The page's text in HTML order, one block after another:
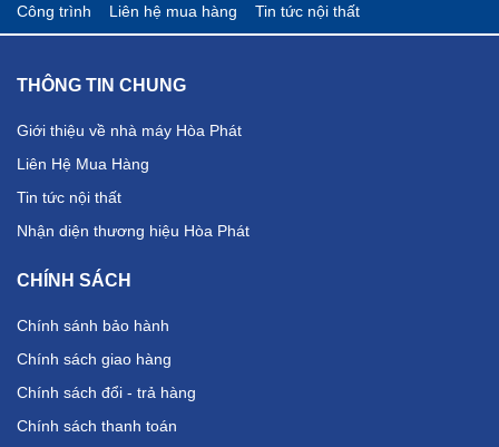
Công trình
Liên hệ mua hàng Tin tức nội thất
THÔNG TIN CHUNG
Giới thiệu về nhà máy Hòa Phát
Liên Hệ Mua Hàng
Tin tức nội thất
Nhận diện thương hiệu Hòa Phát
CHÍNH SÁCH
Chính sánh bảo hành
Chính sách giao hàng
Chính sách đổi - trả hàng
Chính sách thanh toán